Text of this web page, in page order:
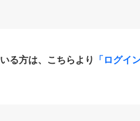
る方は、こちらより 「ログイ